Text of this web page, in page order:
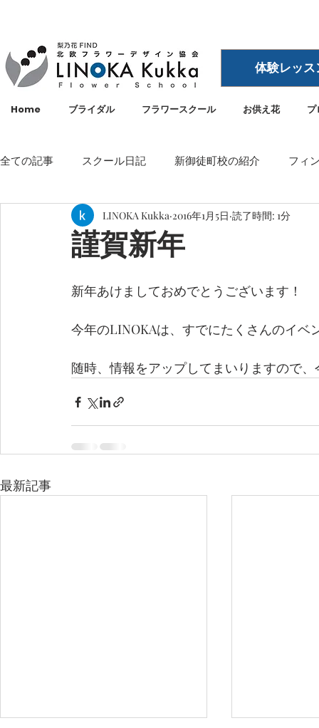
体験レッ
Home ブライダル フラワースクール お供え花 プ
全ての記事 スクール日記 新御徒町校の紹介 フィ
メディア・雑誌掲載 空間ディスプレイ
謹賀新年
LINOKA Kukka 2016年1月5日 読了時間: 1分
新年あけましておめでとうございます！
今年のLINOKAは、すでにたくさんのイベ
随時、情報をアップしてまいりますので
最新記事